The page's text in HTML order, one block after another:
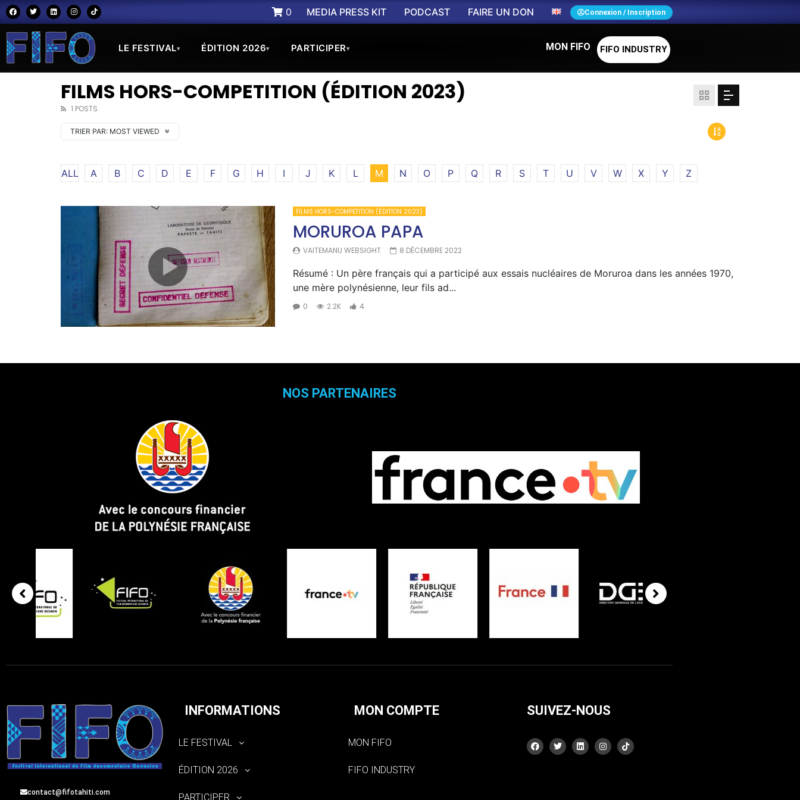
0 MEDIA PRESS KIT PODCAST FAIRE UN DON Connexion / Inscription
LE FESTIVAL▾ ÉDITION 2026▾ PARTICIPER▾ MON FIFO FIFO INDUSTRY
FILMS HORS-COMPETITION (ÉDITION 2023)
1 POSTS
TRIER PAR: MOST VIEWED
ALL A B C D E F G H I J K L M N O P Q R S T U V W X Y Z
FILMS HORS-COMPETITION (ÉDITION 2023)
MORUROA PAPA
VAITEMANU WEBSIGHT 8 DÉCEMBRE 2022
Résumé : Un père français qui a participé aux essais nucléaires de Moruroa dans les années 1970,
une mère polynésienne, leur fils ad...
0 2.2K 4
NOS PARTENAIRES
contact@fifotahiti.com
INFORMATIONS
LE FESTIVAL
ÉDITION 2026
PARTICIPER
MON COMPTE
MON FIFO
FIFO INDUSTRY
SUIVEZ-NOUS